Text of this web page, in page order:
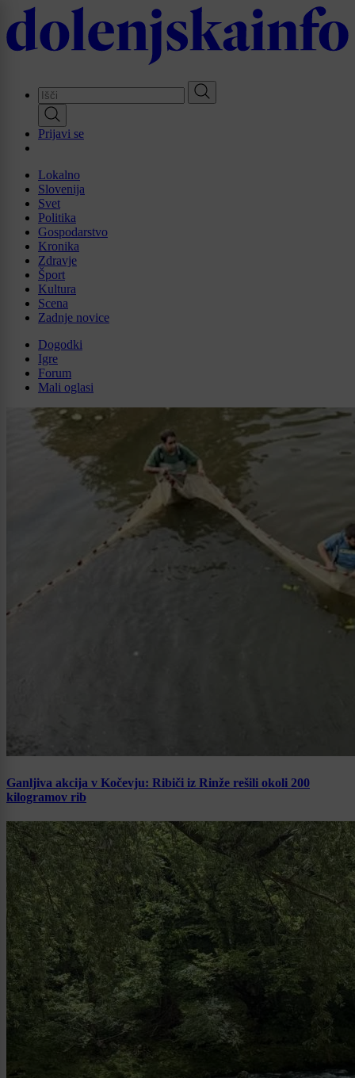
Skip
to
main
Prijavi se
Lokalno
Slovenija
Svet
Politika
Gospodarstvo
Kronika
Zdravje
Šport
Kultura
Scena
Zadnje novice
Dogodki
Igre
Forum
Mali oglasi
Ganljiva akcija v Kočevju: Ribiči iz Rinže rešili okoli 200
kilogramov rib